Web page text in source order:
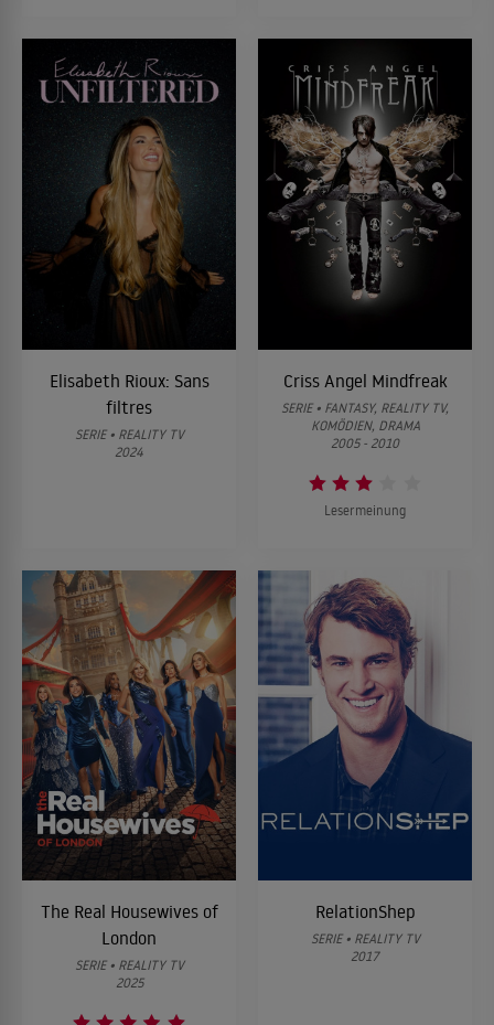
Elisabeth Rioux: Sans
filtres
SERIE • REALITY TV
2024
Criss Angel Mindfreak
SERIE • FANTASY, REALITY TV,
KOMÖDIEN, DRAMA
2005 - 2010
Lesermeinung
The Real Housewives of
London
SERIE • REALITY TV
2025
RelationShep
SERIE • REALITY TV
2017